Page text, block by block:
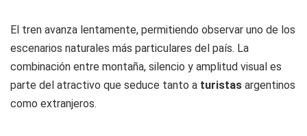
El tren avanza lentamente, permitiendo observar uno de los
escenarios naturales más particulares del país. La
combinación entre montaña, silencio y amplitud visual es
parte del atractivo que seduce tanto a turistas argentinos
como extranjeros.